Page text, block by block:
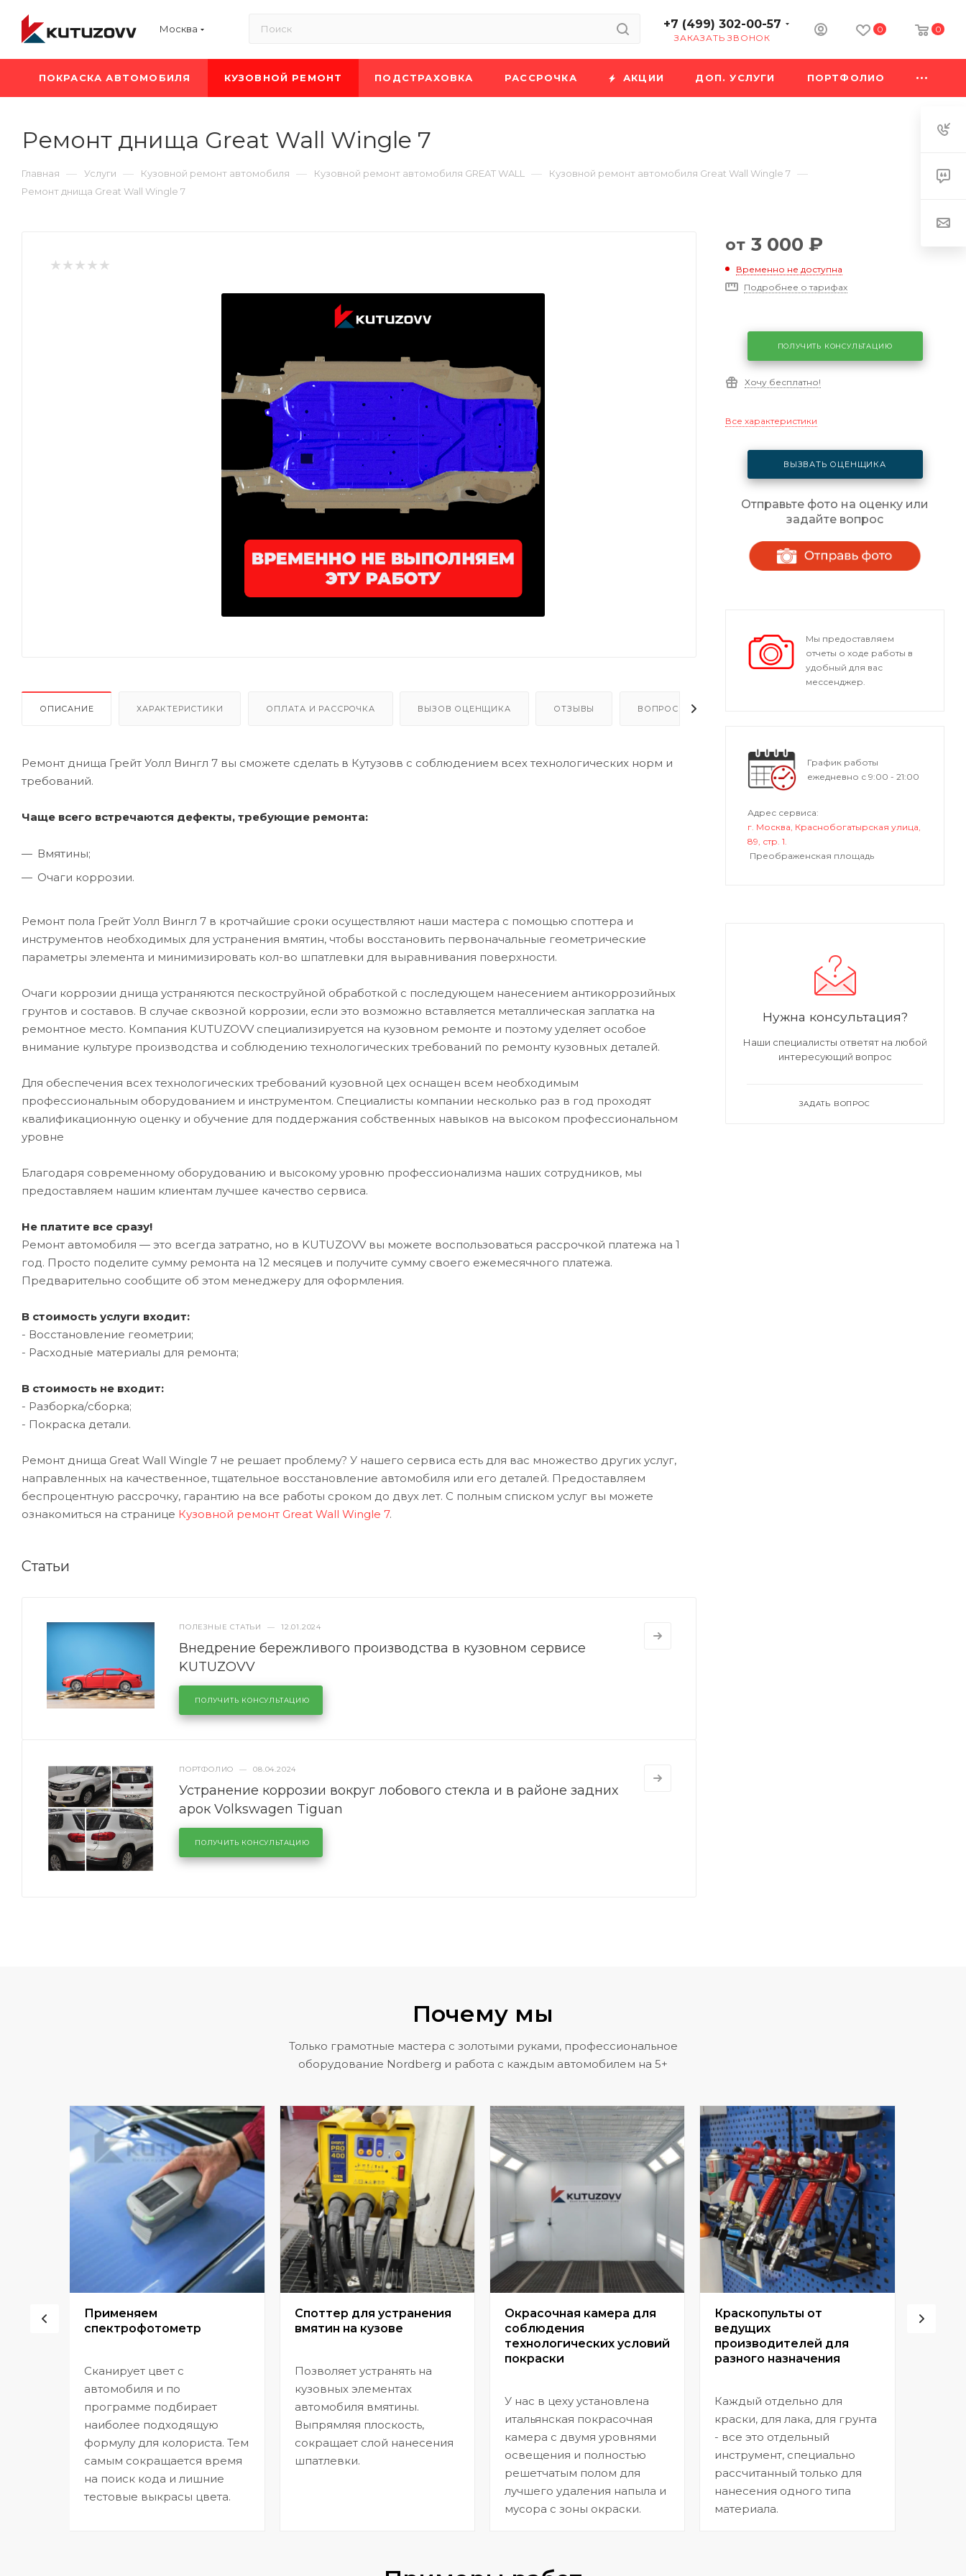
Москва +7 (499) 302-00-57
ЗАКАЗАТЬ ЗВОНОК
0 0
ПОКРАСКА АВТОМОБИЛЯ КУЗОВНОЙ РЕМОНТ ПОДСТРАХОВКА РАССРОЧКА АКЦИИ ДОП. УСЛУГИ ПОРТФОЛИО
Ремонт днища Great Wall Wingle 7
Главная — Услуги — Кузовной ремонт автомобиля — Кузовной ремонт автомобиля GREAT WALL — Кузовной ремонт автомобиля Great Wall Wingle 7 —
Ремонт днища Great Wall Wingle 7
ОПИСАНИЕ ХАРАКТЕРИСТИКИ ОПЛАТА И РАССРОЧКА ВЫЗОВ ОЦЕНЩИКА ОТЗЫВЫ ВОПРОСЫ - ОТВЕТЫ
Ремонт днища Грейт Уолл Вингл 7 вы сможете сделать в Кутузовв с соблюдением всех технологических норм и
требований.
Чаще всего встречаются дефекты, требующие ремонта:
Вмятины;
Очаги коррозии.
Ремонт пола Грейт Уолл Вингл 7 в кротчайшие сроки осуществляют наши мастера с помощью споттера и
инструментов необходимых для устранения вмятин, чтобы восстановить первоначальные геометрические
параметры элемента и минимизировать кол-во шпатлевки для выравнивания поверхности.
Очаги коррозии днища устраняются пескоструйной обработкой с последующем нанесением антикоррозийных
грунтов и составов. В случае сквозной коррозии, если это возможно вставляется металлическая заплатка на
ремонтное место. Компания KUTUZOVV специализируется на кузовном ремонте и поэтому уделяет особое
внимание культуре производства и соблюдению технологических требований по ремонту кузовных деталей.
Для обеспечения всех технологических требований кузовной цех оснащен всем необходимым
профессиональным оборудованием и инструментом. Специалисты компании несколько раз в год проходят
квалификационную оценку и обучение для поддержания собственных навыков на высоком профессиональном
уровне
Благодаря современному оборудованию и высокому уровню профессионализма наших сотрудников, мы
предоставляем нашим клиентам лучшее качество сервиса.
Не платите все сразу!
Ремонт автомобиля — это всегда затратно, но в KUTUZOVV вы можете воспользоваться рассрочкой платежа на 1
год. Просто поделите сумму ремонта на 12 месяцев и получите сумму своего ежемесячного платежа.
Предварительно сообщите об этом менеджеру для оформления.
В стоимость услуги входит:
- Восстановление геометрии;
- Расходные материалы для ремонта;
В стоимость не входит:
- Разборка/сборка;
- Покраска детали.
Ремонт днища Great Wall Wingle 7 не решает проблему? У нашего сервиса есть для вас множество других услуг,
направленных на качественное, тщательное восстановление автомобиля или его деталей. Предоставляем
беспроцентную рассрочку, гарантию на все работы сроком до двух лет. С полным списком услуг вы можете
ознакомиться на странице Кузовной ремонт Great Wall Wingle 7.
Статьи
ПОЛЕЗНЫЕ СТАТЬИ — 12.01.2024
Внедрение бережливого производства в кузовном сервисе
KUTUZOVV
ПОЛУЧИТЬ КОНСУЛЬТАЦИЮ
ПОРТФОЛИО — 08.04.2024
Устранение коррозии вокруг лобового стекла и в районе задних
арок Volkswagen Tiguan
ПОЛУЧИТЬ КОНСУЛЬТАЦИЮ
от 3 000 ₽
Временно не доступна
Подробнее о тарифах
ПОЛУЧИТЬ КОНСУЛЬТАЦИЮ
Хочу бесплатно!
Все характеристики
ВЫЗВАТЬ ОЦЕНЩИКА
Отправьте фото на оценку или
задайте вопрос
Мы предоставляем
отчеты о ходе работы в
удобный для вас
мессенджер.
График работы
ежедневно с 9:00 - 21:00
Адрес сервиса:
г. Москва, Краснобогатырская улица,
89, стр. 1.
Преображенская площадь
Нужна консультация?
Наши специалисты ответят на любой
интересующий вопрос
ЗАДАТЬ ВОПРОС
Почему мы
Только грамотные мастера с золотыми руками, профессиональное
оборудование Nordberg и работа с каждым автомобилем на 5+
Применяем
спектрофотометр
Сканирует цвет с
автомобиля и по
программе подбирает
наиболее подходящую
формулу для колориста. Тем
самым сокращается время
на поиск кода и лишние
тестовые выкрасы цвета.
Споттер для устранения
вмятин на кузове
Позволяет устранять на
кузовных элементах
автомобиля вмятины.
Выпрямляя плоскость,
сокращает слой нанесения
шпатлевки.
Окрасочная камера для
соблюдения
технологических условий
покраски
У нас в цеху установлена
итальянская покрасочная
камера с двумя уровнями
освещения и полностью
решетчатым полом для
лучшего удаления напыла и
мусора с зоны окраски.
Краскопульты от
ведущих
производителей для
разного назначения
Каждый отдельно для
краски, для лака, для грунта
- все это отдельный
инструмент, специально
рассчитанный только для
нанесения одного типа
материала.